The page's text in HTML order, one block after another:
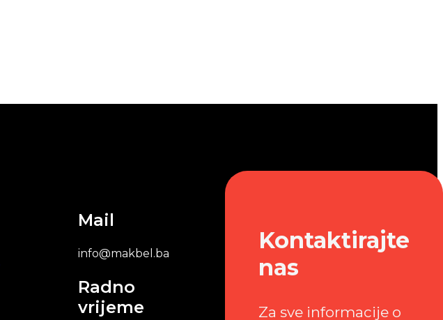
Mail
info@makbel.ba
Radno
vrijeme
Kontaktirajte
nas
Za sve informacije o